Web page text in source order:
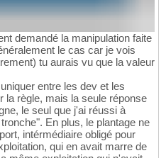
demandé la manipulation faite
le cas car je vois
tu aurais vu que la valeur
entre les dev et les
la règle, mais la seule réponse
le seul que j'ai réussi à
En plus, le plantage ne
intérmédiaire obligé pour
qui en avait marre de